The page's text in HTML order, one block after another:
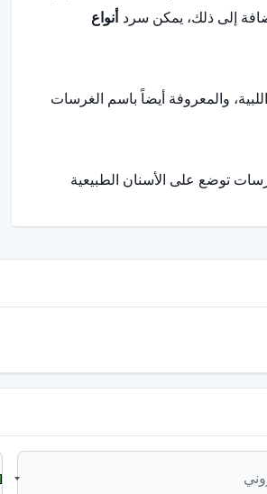
إلى ذلك، يمكن سرد أنواع
والمعروفة أيضاً باسم الغرسات
توضع على الأسنان الطبيعية
التي يوجد بها السن المفقود.
التطبيق، فإنه لا يُفضل كثيراً
من التيتانيوم بالكامل. يتم
للأشخاص الذين يعانون من عدم